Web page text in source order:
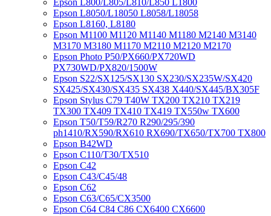
Epson L800/L805/L810/L850 L1800
Epson L8050/L18050 L8058/L18058
Epson L8160, L8180
Epson M1100 M1120 M1140 M1180 M2140 M3140
M3170 M3180 M1170 M2110 M2120 M2170
Epson Photo P50/PX660/PX720WD
PX730WD/PX820/1500W
Epson S22/SX125/SX130 SX230/SX235W/SX420
SX425/SX430/SX435 SX438 X440/SX445/BX305F
Epson Stylus C79 T40W TX200 TX210 TX219
TX300 TX409 TX410 TX419 TX550w TX600
Epson T50/T59/R270 R290/295/390
ph1410/RX590/RX610 RX690/TX650/TX700 TX800
Epson B42WD
Epson C110/T30/TX510
Epson C42
Epson C43/C45/48
Epson C62
Epson C63/C65/CX3500
Epson C64 C84 C86 CX6400 CX6600